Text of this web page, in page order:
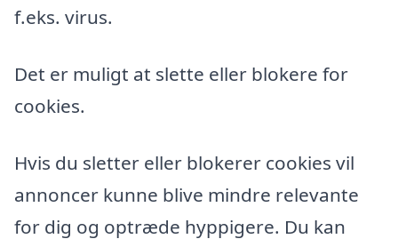
f.eks. virus.
Det er muligt at slette eller blokere for
cookies.
Hvis du sletter eller blokerer cookies vil
annoncer kunne blive mindre relevante
for dig og optræde hyppigere. Du kan